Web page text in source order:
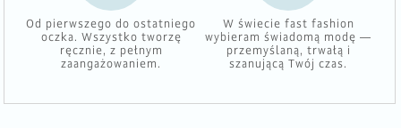
Od pierwszego do ostatniego
oczka. Wszystko tworzę
ręcznie, z pełnym
zaangażowaniem.
W świecie fast fashion
wybieram świadomą modę —
przemyślaną, trwałą i
szanującą Twój czas.